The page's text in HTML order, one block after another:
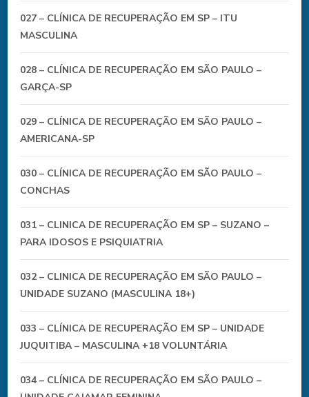
027 – CLÍNICA DE RECUPERAÇÃO EM SP – ITU
MASCULINA
028 – CLÍNICA DE RECUPERAÇÃO EM SÃO PAULO –
GARÇA-SP
029 – CLÍNICA DE RECUPERAÇÃO EM SÃO PAULO –
AMERICANA-SP
030 – CLÍNICA DE RECUPERAÇÃO EM SÃO PAULO –
CONCHAS
031 – CLINICA DE RECUPERAÇÃO EM SP – SUZANO –
PARA IDOSOS E PSIQUIATRIA
032 – CLINICA DE RECUPERAÇÃO EM SÃO PAULO –
UNIDADE SUZANO (MASCULINA 18+)
033 – CLÍNICA DE RECUPERAÇÃO EM SP – UNIDADE
JUQUITIBA – MASCULINA +18 VOLUNTÁRIA
034 – CLÍNICA DE RECUPERAÇÃO EM SÃO PAULO –